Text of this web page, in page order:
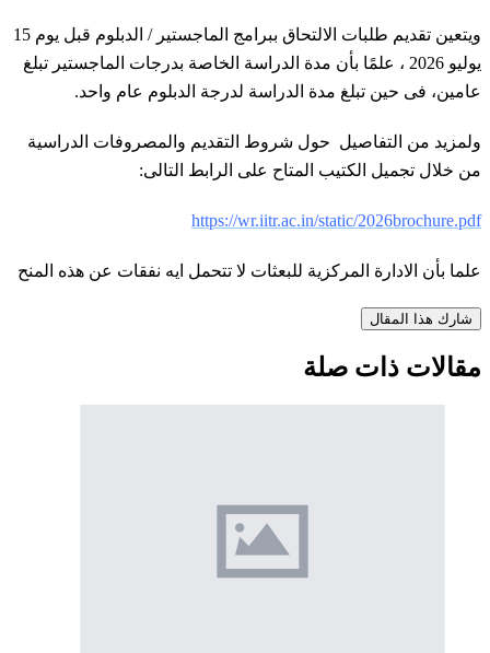
ويتعين تقديم طلبات الالتحاق ببرامج الماجستير / الدبلوم قبل يوم 15
يوليو 2026 ، علمًا بأن مدة الدراسة الخاصة بدرجات الماجستير تبلغ
عامين، فى حين تبلغ مدة الدراسة لدرجة الدبلوم عام واحد.
ولمزيد من التفاصيل حول شروط التقديم والمصروفات الدراسية
من خلال تجميل الكتيب المتاح على الرابط التالى:
https://wr.iitr.ac.in/static/2026brochure.pdf
علما بأن الادارة المركزية للبعثات لا تتحمل ايه نفقات عن هذه المنح
شارك هذا المقال
مقالات ذات صلة